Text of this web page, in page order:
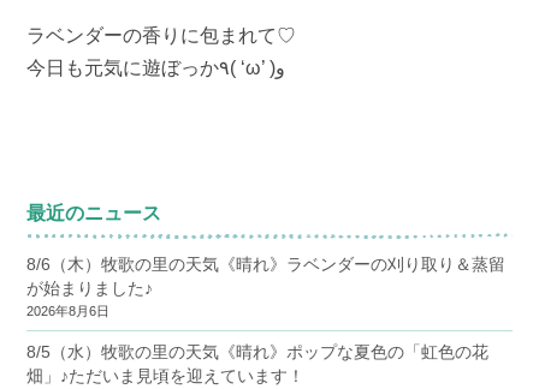
ラベンダーの香りに包まれて♡
今日も元気に遊ぼっか٩( ‘ω’ )و
最近のニュース
8/6（木）牧歌の里の天気《晴れ》ラベンダーの刈り取り＆蒸留
が始まりました♪
2026年8月6日
8/5（水）牧歌の里の天気《晴れ》ポップな夏色の「虹色の花
畑」♪ただいま見頃を迎えています！